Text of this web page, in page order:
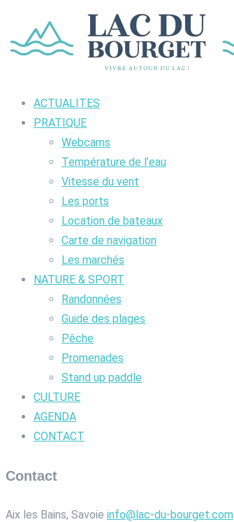
ACTUALITES
PRATIQUE
Webcams
Température de l’eau
Vitesse du vent
Les ports
Location de bateaux
Carte de navigation
Les marchés
NATURE & SPORT
Randonnées
Guide des plages
Pêche
Promenades
Stand up paddle
CULTURE
AGENDA
CONTACT
Contact
Aix les Bains, Savoie info@lac-du-bourget.com